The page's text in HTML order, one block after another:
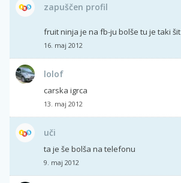
zapuščen profil
fruit ninja je na fb-ju bolše tu je taki šit
16. maj 2012
lolof
carska igrca
13. maj 2012
uči
ta je še bolša na telefonu
9. maj 2012